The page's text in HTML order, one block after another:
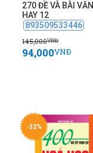
270 ĐỀ VÀ BÀI VĂN
HAY 12
893509533446
145,000VNĐ
94,000VNĐ
-32%